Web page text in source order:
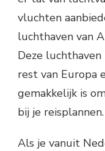
vluchten
luchthaven van
Deze
rest van Europa
gemakkelijk is
bij je reisplannen.
Als je vanuit